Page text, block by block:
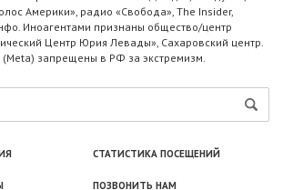
Америки», радио «Свобода», The Insider,
Иноагентами признаны общество/центр
Центр Юрия Левады», Сахаровский центр.
запрещены в РФ за экстремизм.
СТАТИСТИКА ПОСЕЩЕНИЙ
ПОЗВОНИТЬ НАМ